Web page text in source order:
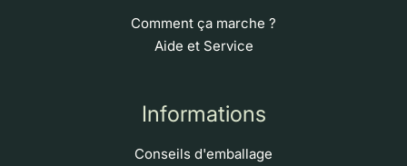
Comment ça marche ?
Aide et Service
Informations
Conseils d'emballage